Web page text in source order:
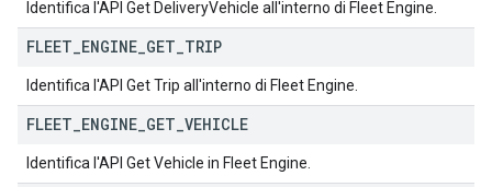
Identifica l'API Get DeliveryVehicle all'interno di Fleet Engine.
FLEET ENGINE GET TRIP
Identifica l'API Get Trip all'interno di Fleet Engine.
FLEET ENGINE GET VEHICLE
Identifica l'API Get Vehicle in Fleet Engine.